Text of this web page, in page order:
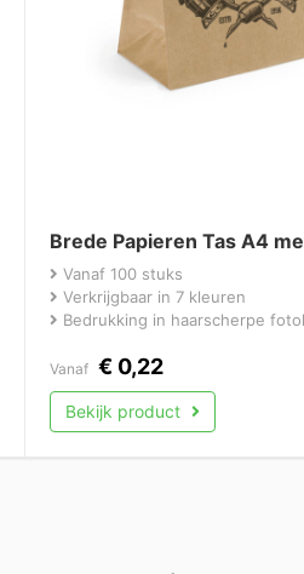
Brede Papieren Tas A4
Vanaf 100 stuks
Verkrijgbaar in 7 kleuren
Bedrukking in haarscherpe
Vanaf € 0,22
Bekijk product